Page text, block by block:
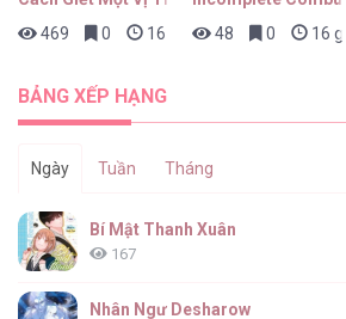
469
0 16 giờ trước
48
0 16
BẢNG XẾP HẠNG
Ngày Tuần Tháng
Bí Mật Thanh Xuân
167
Nhân Ngư Desharow